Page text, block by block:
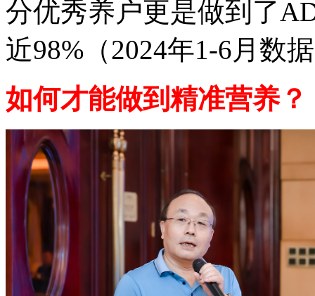
分优秀养户更是做到了
近98%（2024年1-6月数
如何才能做到精准营养？